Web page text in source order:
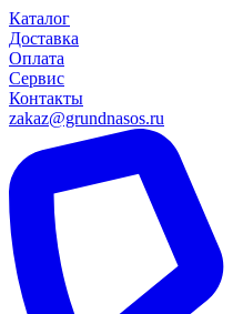
Каталог
Доставка
Оплата
Сервис
Контакты
zakaz@grundnasos.ru